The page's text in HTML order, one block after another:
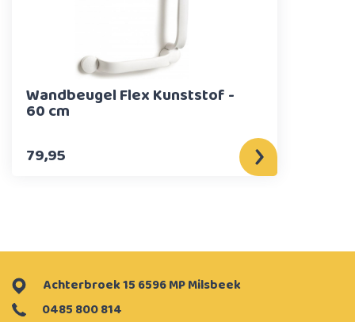
Wandbeugel Flex Kunststof -
60 cm
79,95
0485 800 814
Achterbroek 15 6596 MP Milsbeek